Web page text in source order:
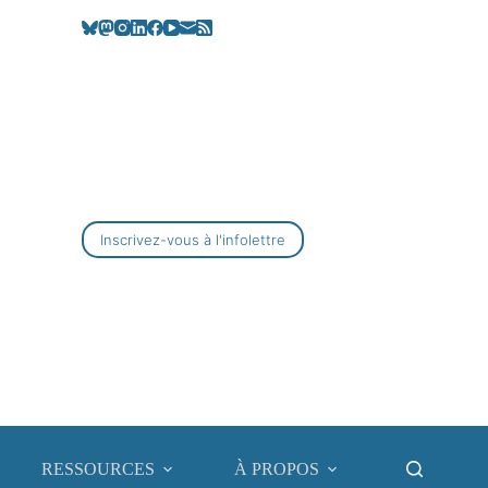
Inscrivez-vous à l'infolettre
RESSOURCES À PROPOS